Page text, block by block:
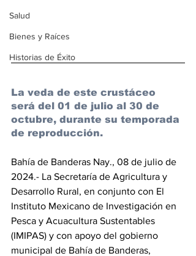
Salud
Bienes y Raíces
Historias de Éxito
La veda de este crustáceo
será del 01 de julio al 30 de
octubre, durante su temporada
de reproducción.
Bahía de Banderas Nay., 08 de julio de
2024.- La Secretaría de Agricultura y
Desarrollo Rural, en conjunto con El
Instituto Mexicano de Investigación en
Pesca y Acuacultura Sustentables
(IMIPAS) y con apoyo del gobierno
municipal de Bahía de Banderas,